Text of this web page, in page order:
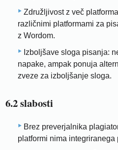
Združljivost z več
različnimi platformami za
z Wordom.
Izboljšave sloga pisanja:
napake, ampak ponuja
zveze za izboljšanje sloga.
6.2 slabosti
Brez preverjalnika
platformi nima